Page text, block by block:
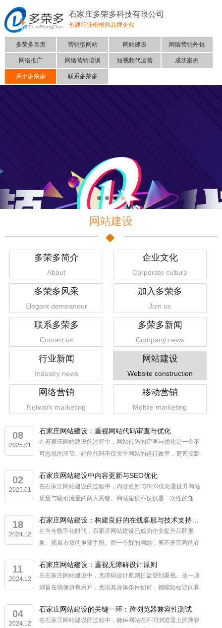
石家庄多荣多科技有限公司
创建行业楷模的品牌企业
多荣多首页 营销型网站 网站建设 网络营销外包
网络推广 网络营销培训 短视频代运营 成功案例
关于多荣多 联系多荣多
1 2 3 4
网站建设
多荣多简介
About
企业文化
Corporate culture
多荣多风采
Elegant demeanour
加入多荣多
Join us
联系多荣多
Contact us
多荣多新闻
Company news
行业新闻
Industry news
网站建设
Website construction
网络营销
Network marketing
移动营销
Mobile marketing
08
2025.01
石家庄网站建设：重视网站代码审查与优化
在石家庄网站建设的过程中，网站代码的审查与优化是一个不
可忽视的环节。好的代码不仅关乎网站的运行效率，更直接影
对网站代码的审查，可...
02
2025.01
石家庄网站建设中内容更新与SEO优化
在石家庄网站建设的过程中，内容更新与SEO优化是提升网站
质量与吸引流量的两大关键。网站建设不仅仅是一次性的任
容更新不仅能够保持网...
18
2024.12
石家庄网站建设：构建良好的在线客服与技术支持体系
在当今数字化时代，石家庄网站建设已成为企业提升品牌形
象、拓展市场的重要手段。而一个好的网站，离不开完善的在
在线客服的重要性。因此...
11
2024.12
石家庄网站建设：重视无障碍设计原则
在石家庄网站建设中，无障碍设计原则日益受到重视。这一原
则旨在确保所有用户，无论其身体条件如何，都能轻松访问和
优化网页布局、提供文...
04
2024.12
石家庄网站建设的关键一环：跨浏览器兼容性测试
在石家庄网站建设的过程中，确保网站在不同浏览器上的兼容